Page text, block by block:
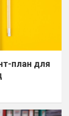
план для